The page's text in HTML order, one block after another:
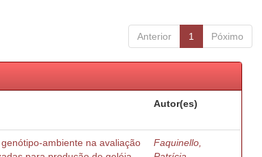
Anterior 1 Póximo
Autor(es)
ambiente na avaliação
Faquinello,